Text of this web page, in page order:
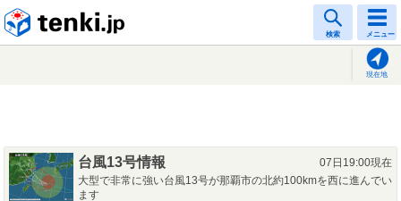
検索 メニュー
現在地
台風13号情報
07日19:00現在
大型で非常に強い台風13号が那覇市の北約100kmを西に進んでい
ます